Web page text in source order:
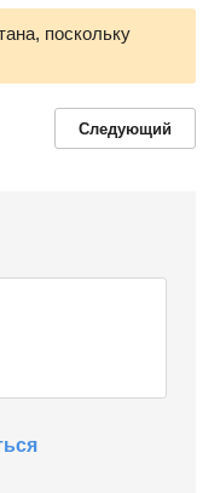
поскольку
Следующий